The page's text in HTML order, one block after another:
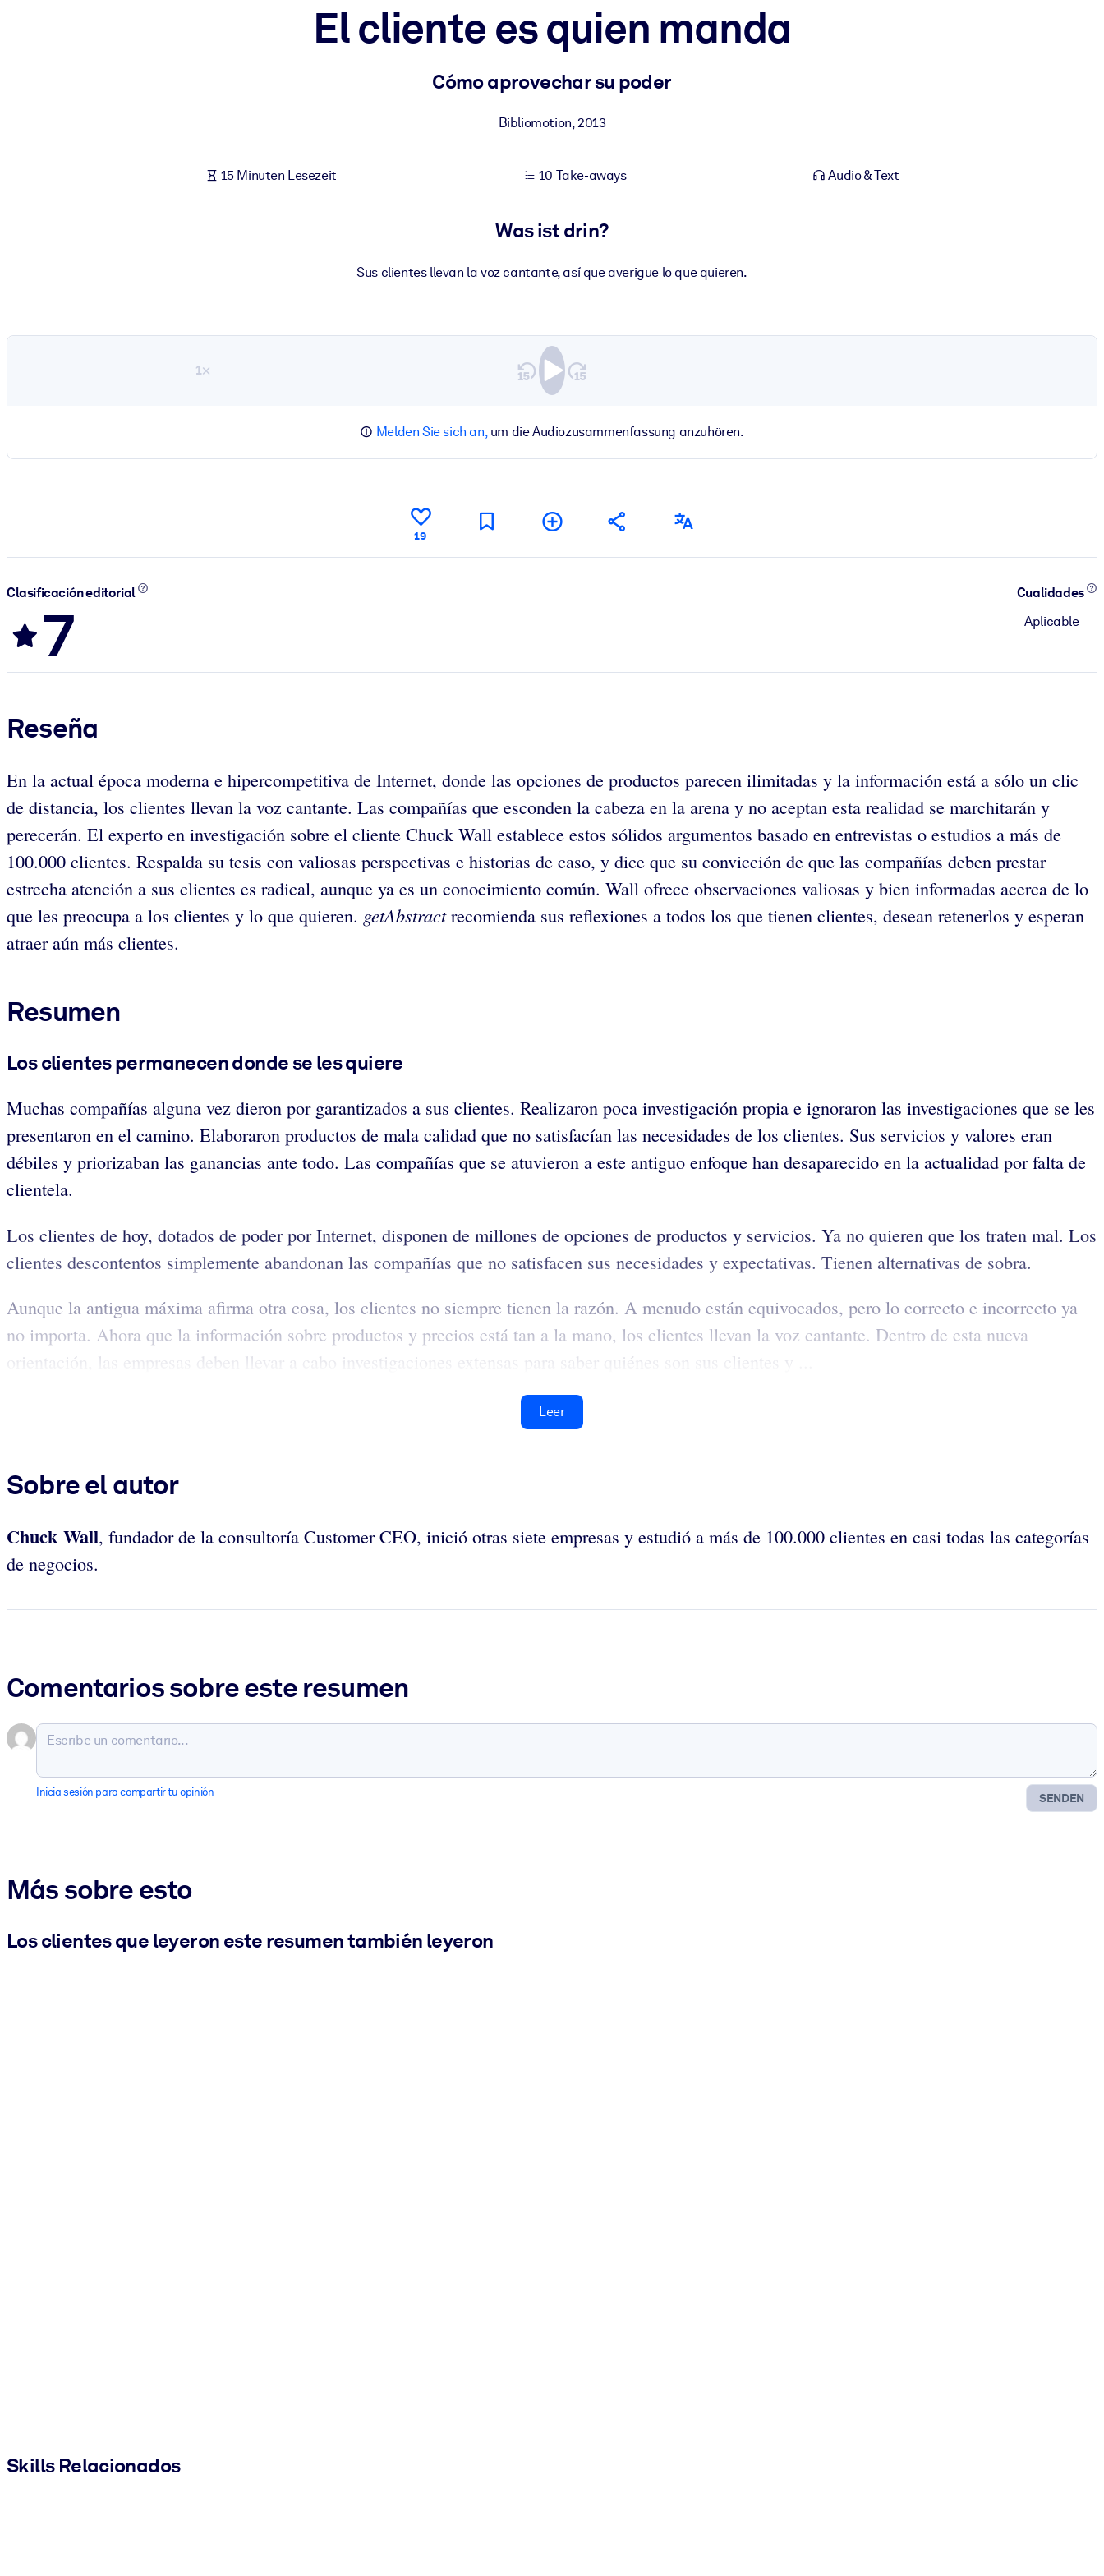
Bereichern Sie Ihre Unternehmensbibliothek mit vertrauenswürdigem, praxisnahem Business-Wissen.
Nutzen Sie verlässliches, strukturiertes Wissen, um die Ergebnisse Ihrer KI-Systeme zu optimieren.
El cliente es quien manda
Cómo aprovechar su poder
Bibliomotion,2013
15 Minuten Lesezeit 10 Take-aways Audio & Text
Was ist drin?
Sus clientes llevan la voz cantante, así que averigüe lo que quieren.
1×
Melden Sie sich an,um die Audiozusammenfassung anzuhören.
19
Clasificación editorial
7
Cualidades
Aplicable
Reseña
En la actual época moderna e hipercompetitiva de Internet, donde las opciones de productos parecen ilimitadas y la información está a sólo un clic
de distancia, los clientes llevan la voz cantante. Las compañías que esconden la cabeza en la arena y no aceptan esta realidad se marchitarán y
perecerán. El experto en investigación sobre el cliente Chuck Wall establece estos sólidos argumentos basado en entrevistas o estudios a más de
100.000 clientes. Respalda su tesis con valiosas perspectivas e historias de caso, y dice que su convicción de que las compañías deben prestar
estrecha atención a sus clientes es radical, aunque ya es un conocimiento común. Wall ofrece observaciones valiosas y bien informadas acerca de lo
que les preocupa a los clientes y lo que quieren. getAbstractrecomienda sus reflexiones a todos los que tienen clientes, desean retenerlos y esperan
atraer aún más clientes.
Resumen
Los clientes permanecen donde se les quiere
Muchas compañías alguna vez dieron por garantizados a sus clientes. Realizaron poca investigación propia e ignoraron las investigaciones que se les
presentaron en el camino. Elaboraron productos de mala calidad que no satisfacían las necesidades de los clientes. Sus servicios y valores eran
débiles y priorizaban las ganancias ante todo. Las compañías que se atuvieron a este antiguo enfoque han desaparecido en la actualidad por falta de
clientela.
Los clientes de hoy, dotados de poder por Internet, disponen de millones de opciones de productos y servicios. Ya no quieren que los traten mal. Los
clientes descontentos simplemente abandonan las compañías que no satisfacen sus necesidades y expectativas. Tienen alternativas de sobra.
Aunque la antigua máxima afirma otra cosa, los clientes no siempre tienen la razón. A menudo están equivocados, pero lo correcto e incorrecto ya
no importa. Ahora que la información sobre productos y precios está tan a la mano, los clientes llevan la voz cantante. Dentro de esta nueva
orientación, las empresas deben llevar a cabo investigaciones extensas para saber quiénes son sus clientes y ...
Leer
Sobre el autor
Chuck Wall, fundador de la consultoría Customer CEO, inició otras siete empresas y estudió a más de 100.000 clientes en casi todas las categorías
de negocios.
Comentarios sobre este resumen
SENDEN
Inicia sesión para compartir tu opinión
Más sobre esto
Los clientes que leyeron este resumen también leyeron
Skills Relacionados